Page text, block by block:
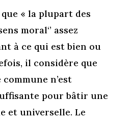
« la plupart des
moral‘’ assez
à ce qui est bien ou
il considère que
n’est
pour bâtir une
et universelle. Le